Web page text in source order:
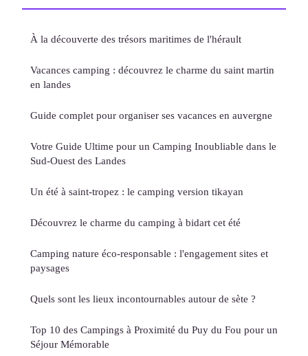
À la découverte des trésors maritimes de l'hérault
Vacances camping : découvrez le charme du saint martin
en landes
Guide complet pour organiser ses vacances en auvergne
Votre Guide Ultime pour un Camping Inoubliable dans le
Sud-Ouest des Landes
Un été à saint-tropez : le camping version tikayan
Découvrez le charme du camping à bidart cet été
Camping nature éco-responsable : l'engagement sites et
paysages
Quels sont les lieux incontournables autour de sète ?
Top 10 des Campings à Proximité du Puy du Fou pour un
Séjour Mémorable